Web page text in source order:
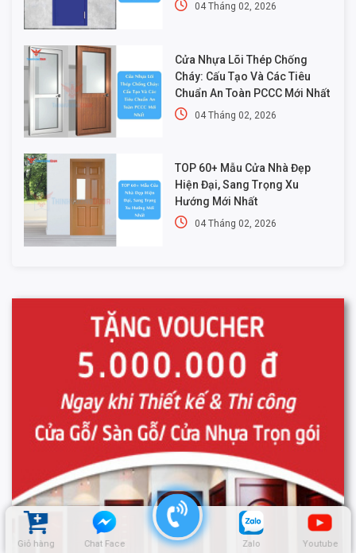
Giỏ hàng Chat Face Zalo Youtube
04 Tháng 02, 2026
Cửa Nhựa Lõi Thép Chống
Cháy: Cấu Tạo Và Các Tiêu
Chuẩn An Toàn PCCC Mới Nhất
04 Tháng 02, 2026
TOP 60+ Mẫu Cửa Nhà Đẹp
Hiện Đại, Sang Trọng Xu
Hướng Mới Nhất
04 Tháng 02, 2026